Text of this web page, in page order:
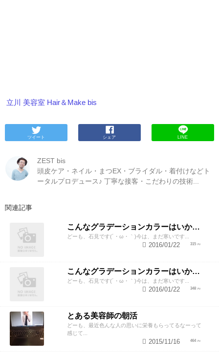
立川 美容室 Hair＆Make bis
ツイート シェア LINE
ZEST bis
頭皮ケア・ネイル・まつEX・ブライダル・着付けなどト
ータルプロデュース♪ 丁寧な接客・こだわりの技術...
関連記事
こんなグラデーションカラーはいかがですか?
どーも、石見です(´・ω・｀)今は、まだ寒いです...
315
2016/01/22
こんなグラデーションカラーはいかがですか?
どーも、石見です(´・ω・｀)今は、まだ寒いです...
348
2016/01/22
とある美容師の朝活
どーも、最近色んな人の思いに栄養もらってるなーって
感じて...
464
2015/11/16